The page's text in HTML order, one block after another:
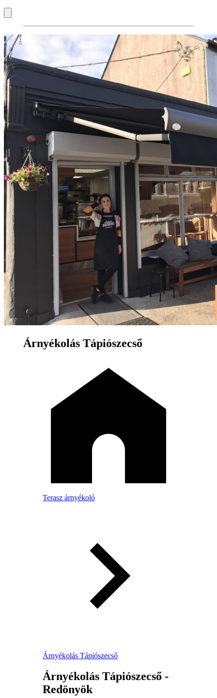
Árnyékolás Tápiószecső
Terasz árnyékoló
Árnyékolás Tápiószecső
Árnyékolás Tápiószecső -
Redönyök